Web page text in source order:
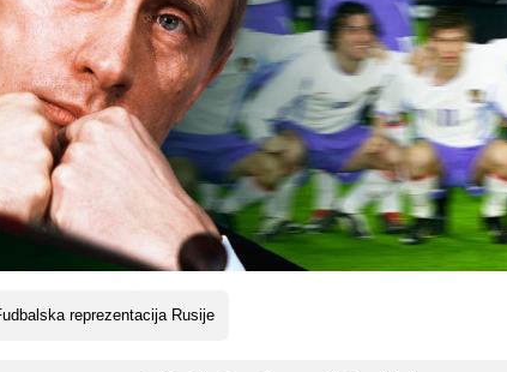
reprezentacija Rusije